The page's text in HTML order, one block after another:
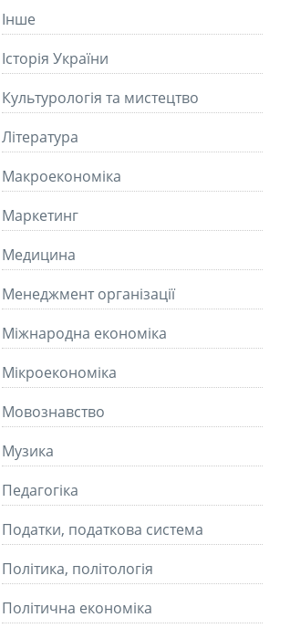
Інше
Історія України
Культурологія та мистецтво
Літературa
Макроекономіка
Маркетинг
Медицина
Менеджмент організації
Міжнародна економіка
Мікроекономіка
Мовознавство
Музика
Педагогіка
Податки, податкова система
Політика, політологія
Політична економіка